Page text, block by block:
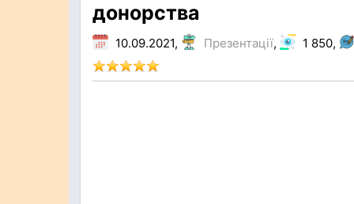
донорства
10.09.2021, Презентації, 1 850,